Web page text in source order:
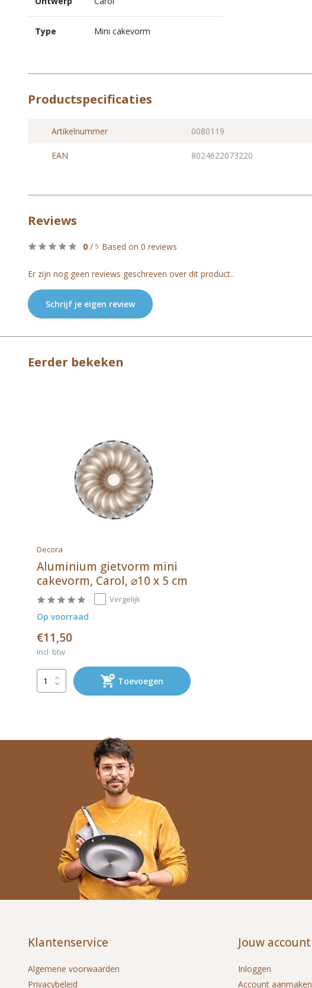
Type Mini cakevorm
Productspecificaties
Artikelnummer 0080119
EAN 8024622073220
Reviews
0 / 5 Based on 0 reviews
Er zijn nog geen reviews geschreven over dit product..
Schrijf je eigen review
Eerder bekeken
Decora
Aluminium gietvorm mini
cakevorm, Carol, ⌀10 x 5 cm
Vergelijk
Op voorraad
€11,50
Incl. btw
Toevoegen
Klantenservice
Algemene voorwaarden
Privacybeleid
Jouw account
Inloggen
Account aanmaken